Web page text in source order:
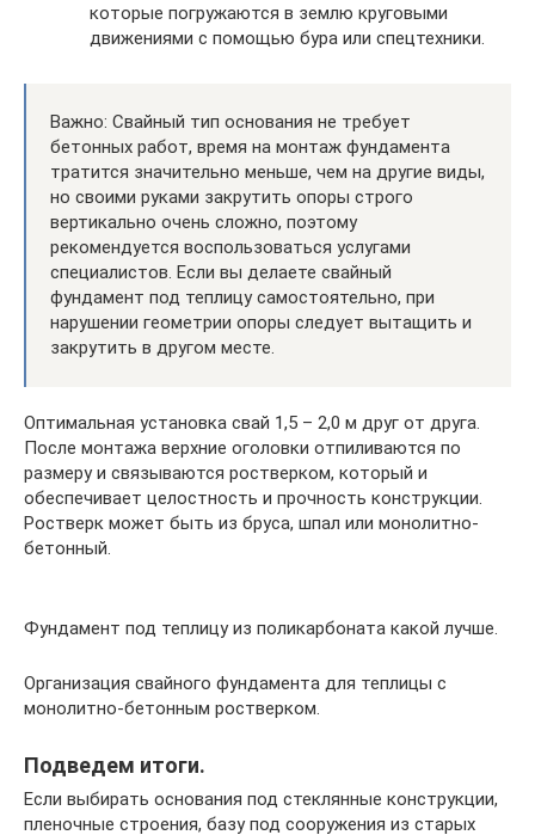
которые погружаются в землю круговыми
движениями с помощью бура или спецтехники.
Важно: Свайный тип основания не требует
бетонных работ, время на монтаж фундамента
тратится значительно меньше, чем на другие виды,
но своими руками закрутить опоры строго
вертикально очень сложно, поэтому
рекомендуется воспользоваться услугами
специалистов. Если вы делаете свайный
фундамент под теплицу самостоятельно, при
нарушении геометрии опоры следует вытащить и
закрутить в другом месте.
Оптимальная установка свай 1,5 – 2,0 м друг от друга.
После монтажа верхние оголовки отпиливаются по
размеру и связываются ростверком, который и
обеспечивает целостность и прочность конструкции.
Ростверк может быть из бруса, шпал или монолитно-
бетонный.
Фундамент под теплицу из поликарбоната какой лучше.
Организация свайного фундамента для теплицы с
монолитно-бетонным ростверком.
Подведем итоги.
Если выбирать основания под стеклянные конструкции,
пленочные строения, базу под сооружения из старых